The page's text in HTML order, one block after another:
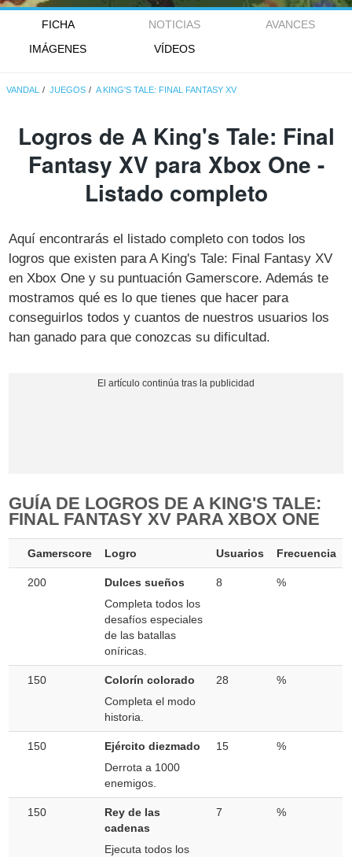
FICHA NOTICIAS
AVANCES
IMÁGENES
VÍDEOS
VANDAL JUEGOS A KING'S TALE: FINAL FANTASY XV
Logros de A King's Tale: Final
Fantasy XV para Xbox One -
Listado completo
Aquí encontrarás el listado completo con todos los
logros que existen para A King's Tale: Final Fantasy XV
en Xbox One y su puntuación Gamerscore. Además te
mostramos qué es lo que tienes que hacer para
conseguirlos todos y cuantos de nuestros usuarios los
han ganado para que conozcas su dificultad.
GUÍA DE LOGROS DE A KING'S TALE:
FINAL FANTASY XV PARA XBOX ONE
Gamerscore Logro Usuarios Frecuencia
200
Dulces sueños
Completa todos los
desafíos especiales
de las batallas
oníricas.
8 %
150
Colorín colorado
Completa el modo
historia.
28 %
150
Ejército diezmado
Derrota a 1000
enemigos.
15 %
150
Rey de las
cadenas
Ejecuta todos los
7 %